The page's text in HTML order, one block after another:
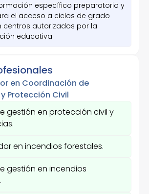
específico preparatorio y
el acceso a ciclos de grado
centros autorizados por la
educativa.
en Coordinación de
Protección Civil
gestión en protección civil y
en incendios forestales.
gestión en incendios